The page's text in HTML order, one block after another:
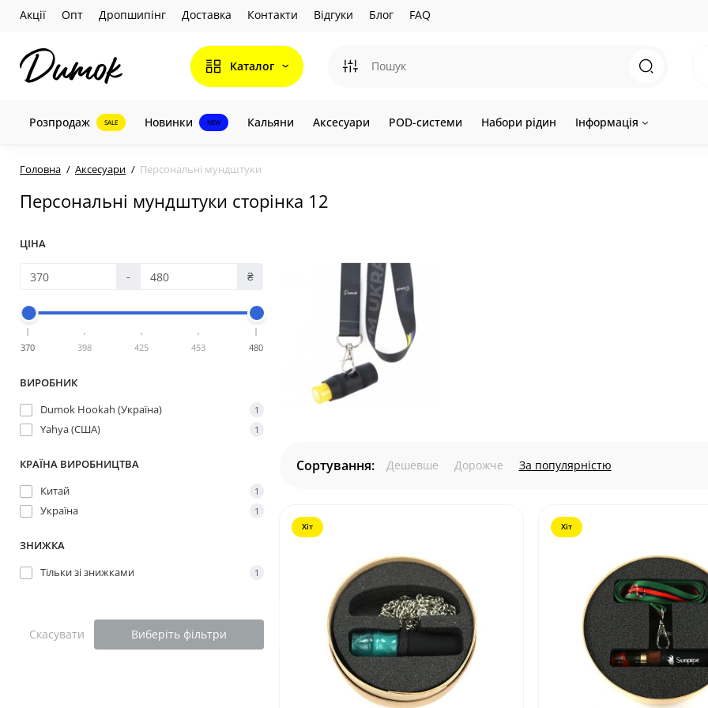
Акції Опт Дропшипінг Доставка Контакти Відгуки Блог FAQ
Каталог
Розпродаж SALE Новинки NEW Кальяни Аксесуари POD-системи Набори рідин Інформація
Головна Аксесуари Персональні мундштуки
Персональні мундштуки сторінка 12
ЦІНА
- ₴
370 398 425 453 480
ВИРОБНИК
Dumok Hookah (Україна)
1
Yahya (США) 1
КРАЇНА ВИРОБНИЦТВА
Китай
1
Україна 1
ЗНИЖКА
Тільки зі знижками
1
Скасувати Виберіть фільтри
Сортування: Дешевше Дорожче За популярністю
Хіт Хіт